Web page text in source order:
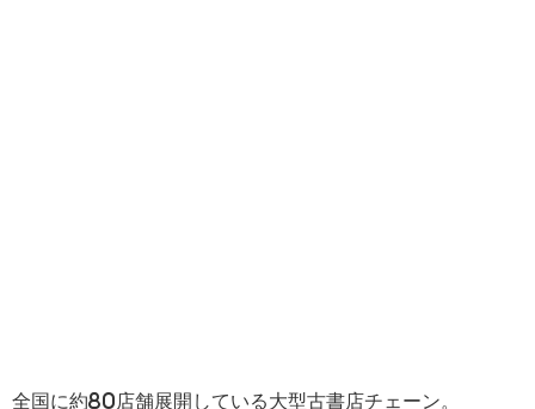
全国に約80店舗展開している大型古書店チェーン。